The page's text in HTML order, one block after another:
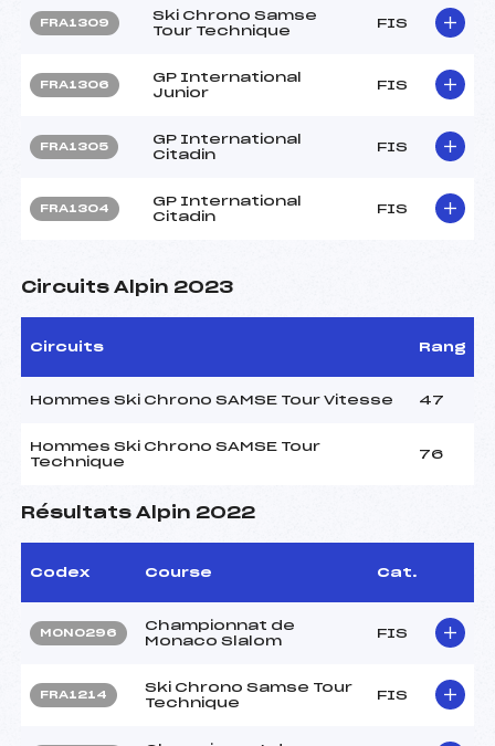
FRA1309
Ski Chrono Samse
Tour Technique
FIS
FRA1306
GP International
Junior
FIS
FRA1305
GP International
Citadin
FIS
FRA1304
GP International
Citadin
FIS
Circuits Alpin 2023
Circuits Rang
Hommes Ski Chrono SAMSE Tour Vitesse 47
Hommes Ski Chrono SAMSE Tour
Technique
76
Résultats Alpin 2022
Codex Course Cat.
MON0296
Championnat de
Monaco Slalom
FIS
FRA1214
Ski Chrono Samse Tour
Technique
FIS